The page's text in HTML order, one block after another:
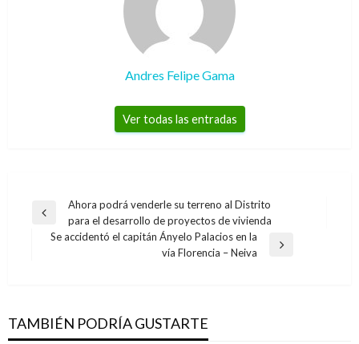
Andres Felipe Gama
Ver todas las entradas
Navegación
Entrada
anterior
Ahora podrá venderle su terreno al Distrito
para el desarrollo de proyectos de vivienda
Se accidentó el capitán Ányelo Palacios en la
vía Florencia – Neiva
TAMBIÉN PODRÍA GUSTARTE
familias